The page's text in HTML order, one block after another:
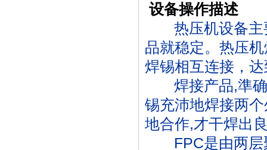
设备操作描述
热压机设备
品就稳定。热压
焊锡相互连接，
焊接产品,準确
锡充沛地焊接两
地合作,才干焊出
FPC是由两层